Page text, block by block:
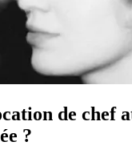
de chef
?